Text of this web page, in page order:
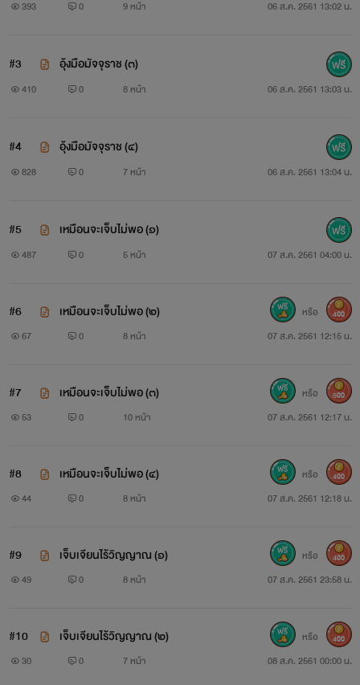
“ฉัน...ยังต้องการเธอเสมอ...ไม่ว่าจะตอนนี้ หรือตอนไหนๆ”
ร่างระหงเริ่มตัวสั่นขึ้นเรื่อยๆ กลีบปากบางเฉียบเม้มติดกันเป็น
แถบตรง เธออยากจะฟาดกำปั้นลงบนเสี้ยวหน้าหล่อๆ นี้ยิ่งนัก
“อย่าแตะต้องลูกหว้าเลยค่ะ เดี๋ยวมือของคุณภพจะติดกลิ่นเน่าๆ”
!
”
ซุ่มเสียงกระด้างสาดลงใกล้ๆ หู “เธอคิดจะลองดีกับฉันหรือไงฮ้า
”
“เปล่านะคะ ลูกหว้าแค่ไม่อยากให้คุณภพต้องเนื้อตัวสกปรก
เพราะร่างกายของลูกหว้ามันเน่าเละ ไม่แน่ ข้างในอาจจะถูกหนอน
เจาะจนเป็นรูพรุน อีกไม่นานก็คงย่อยสลาย” สลิลลากลั้นใจเอ่ย
คงเป็นเพราะเสียงครางอื้ออึง ระหว่างเขากับผู้หญิงคนอื่น ซึ่งมัน
ยังดังก้องอยู่ในหู ไม่เคยสร่างซา หลังจากนั้นดวงตากลมๆ ก็ปิด
กับเจ้าของร่างกำยำ ขยับตัวถอยห่าง และเหยียดปากมองเธอด้วย
ท่าทีเย้ยหยัน
393 0 9 หน้า 06 ส.ค. 2561 13:02 น.
#3 อุ้งมือมัจจุราช (๓)
410 0 8 หน้า 06 ส.ค. 2561 13:03 น.
#4 อุ้งมือมัจจุราช (๔)
828 0 7 หน้า 06 ส.ค. 2561 13:04 น.
#5 เหมือนจะเจ็บไม่พอ (๑)
487 0 5 หน้า 07 ส.ค. 2561 04:00 น.
#6 เหมือนจะเจ็บไม่พอ (๒)
67 0 8 หน้า 07 ส.ค. 2561 12:15 น.
หรือ 400
#7 เหมือนจะเจ็บไม่พอ (๓)
53 0 10 หน้า 07 ส.ค. 2561 12:17 น.
หรือ 500
#8 เหมือนจะเจ็บไม่พอ (๔)
44 0 8 หน้า 07 ส.ค. 2561 12:18 น.
หรือ 400
#9 เจ็บเจียนไร้วิญญาณ (๑)
49 0 8 หน้า 07 ส.ค. 2561 23:58 น.
หรือ 400
#10 เจ็บเจียนไร้วิญญาณ (๒)
30 0 7 หน้า 08 ส.ค. 2561 00:00 น.
หรือ 400